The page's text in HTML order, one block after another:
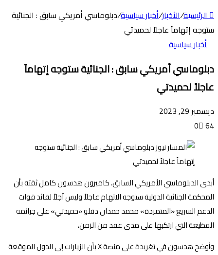
الرئيسية/الأخبار/أخبار سياسية/دبلوماسي أمريكي سابق : الجنائية
ستوجه إتهاماً عاجلاً لحميدتي
أخبار سياسية
دبلوماسي أمريكي سابق : الجنائية ستوجه إتهاماً
عاجلاً لحميدتي
ديسمبر 29, 2023
0 64
أبدى الدبلوماسي الأمريكي السابق، كاميرون هدسون كامل ثقته بأن
المحكمة الجنائية الدولية ستوجه الاتهام عاجلاً وليس آجلاً لقائد قوات
الدعم السريع «المتمردة» محمد حمدان دقلو «حميدتي» على جرائمه
الفظيعة التي ارتكبها على مدى عقد من الزمن،
وأوضح هدسون في تغريدة على منصة X بأن الزيارات إلى الدول الموقعة